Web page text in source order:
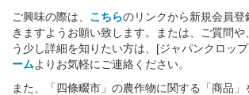
ご興味の際は、 こちらのリンクから新規会員登
きますようお願い致します。または、ご質問や
う少し詳細を知りたい方は、[ジャパンクロッ
ームよりお気軽にご連絡ください。
また、「四條畷市」の農作物に関する「商品」